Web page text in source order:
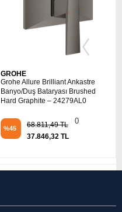
GROHE
Grohe Allure Brilliant Ankastre
Banyo/Duş Bataryası Brushed
Hard Graphite – 24279AL0
%45
68.811,49 TL
37.846,32 TL
0